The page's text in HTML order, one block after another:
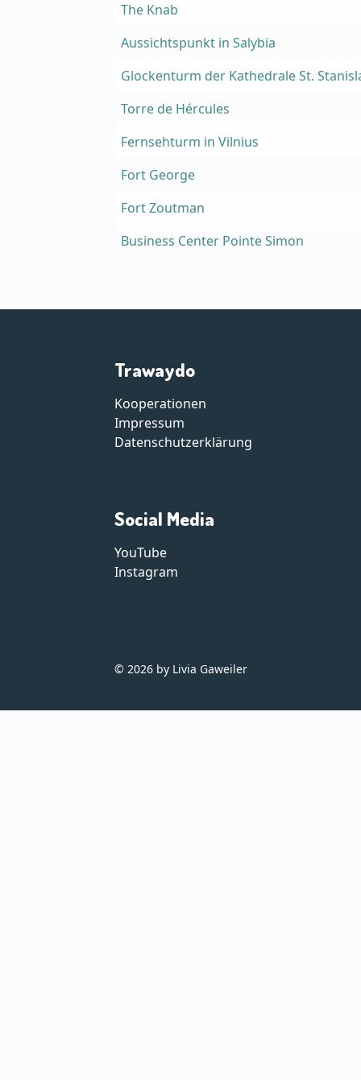
The Knab
Aussichtspunkt in Salybia
Glockenturm der Kathedrale St.
Torre de Hércules
Fernsehturm in Vilnius
Fort George
Fort Zoutman
Business Center Pointe Simon
Trawaydo
Kooperationen
Impressum
Datenschutzerklärung
Social Media
YouTube
Instagram
© 2026 by Livia Gaweiler